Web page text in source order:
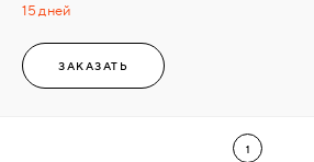
15 дней
ЗАКАЗАТЬ
1